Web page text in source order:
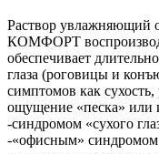
Раствор увлажняющий
КОМФОРТ
обеспечивает
глаза (роговицы и
симптомов как
ощущение «песка» или
-синдромом «сухого
-«офисным» синдромом